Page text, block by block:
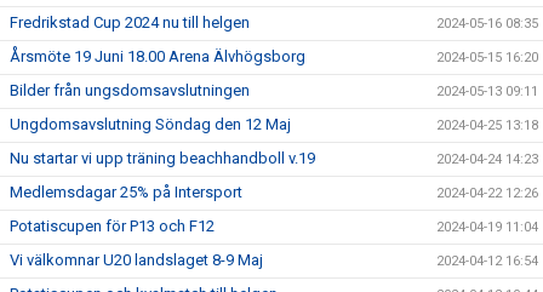
Fredrikstad Cup 2024 nu till helgen 2024-05-16 08:35
Årsmöte 19 Juni 18.00 Arena Älvhögsborg 2024-05-15 16:20
Bilder från ungsdomsavslutningen 2024-05-13 09:11
Ungdomsavslutning Söndag den 12 Maj 2024-04-25 13:18
Nu startar vi upp träning beachhandboll v.19 2024-04-24 14:23
Medlemsdagar 25% på Intersport 2024-04-22 12:26
Potatiscupen för P13 och F12 2024-04-19 11:04
Vi välkomnar U20 landslaget 8-9 Maj 2024-04-12 16:54